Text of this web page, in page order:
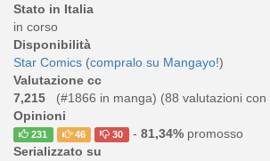
Stato in Italia
in corso
Disponibilità
Star Comics (compralo su Mangayo!)
Valutazione cc
7,215
(#1866 in manga) (88 valutazioni con
Opinioni
231 46 30 - 81,34%promosso
Serializzato su